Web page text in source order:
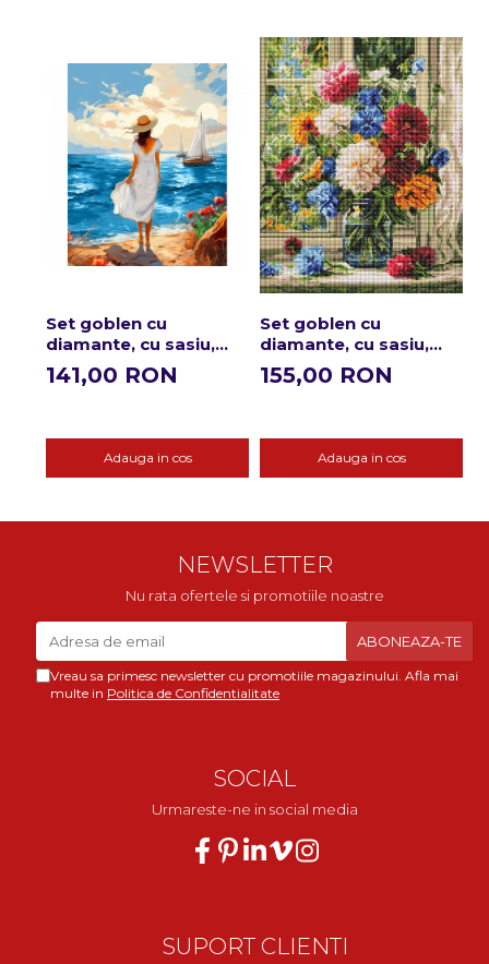
Set goblen cu
diamante, cu sasiu,
Plaja, 30x40 cm
141,00 RON
Adauga in cos
Set goblen cu
diamante, cu sasiu,
Buchet de gradina,
40x50 cm
155,00 RON
Adauga in cos
NEWSLETTER
Nu rata ofertele si promotiile noastre
Vreau sa primesc newsletter cu promotiile magazinului. Afla mai
multe in Politica de Confidentialitate
SOCIAL
Urmareste-ne in social media
SUPORT CLIENTI